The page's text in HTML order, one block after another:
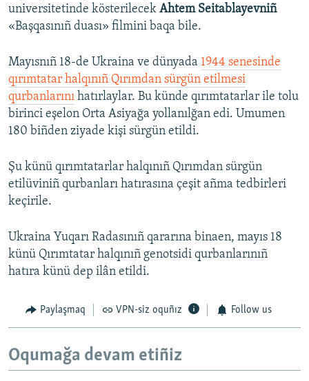
universitetinde kösterilecek Ahtem Seitablayevniñ
«Başqasınıñ duası» filmini baqa bile.
Mayısnıñ 18-de Ukraina ve dünyada 1944 senesinde
qırımtatar halqınıñ Qırımdan sürgün etilmesi
qurbanlarını hatırlaylar. Bu künde qırımtatarlar ile tolu
birinci eşelon Orta Asiyağa yollanılğan edi. Umumen
180 biñden ziyade kişi sürgün etildi.
Şu künü qırımtatarlar halqınıñ Qırımdan sürgün
etilüviniñ qurbanları hatırasına çeşit añma tedbirleri
keçirile.
Ukraina Yuqarı Radasınıñ qararına binaen, mayıs 18
künü Qırımtatar halqınıñ genotsidi qurbanlarınıñ
hatıra künü dep ilân etildi.
Paylaşmaq VPN-siz oquñız Follow us
Oqumağa devam etiñiz